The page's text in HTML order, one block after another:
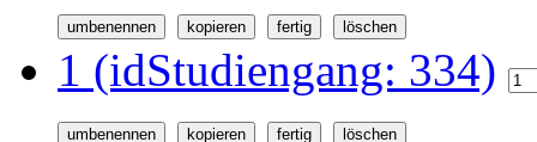
1 (idStudiengang: 334)